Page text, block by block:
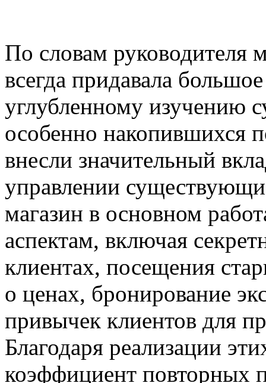
По словам руководителя
всегда придавала
углубленному изучению
особенно накопившихся
внесли значительный
управлении
магазин в основном
аспектам, включая
клиентах, посещения
о ценах, бронирование
привычек клиентов для
Благодаря реализации
коэффициент повторных